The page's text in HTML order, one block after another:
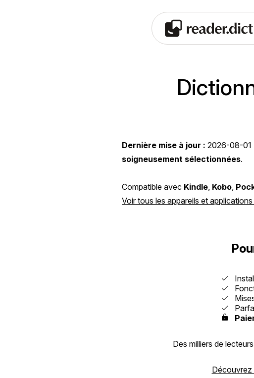
Dernière mise à jour : 2026-08-01
soigneusement sélectionnées.
Compatible avec Kindle Kobo
Voir tous les appareils et
Des milliers de
Découvrez